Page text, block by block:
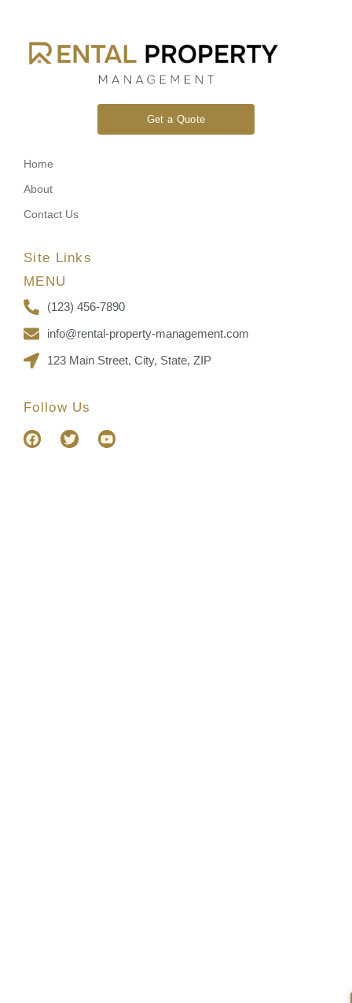
Get a Quote
Home
About
Contact Us
Site Links
MENU
(123) 456-7890
info@rental-property-management.com
123 Main Street, City, State, ZIP
Follow Us